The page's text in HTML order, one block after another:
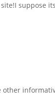
suppose
other